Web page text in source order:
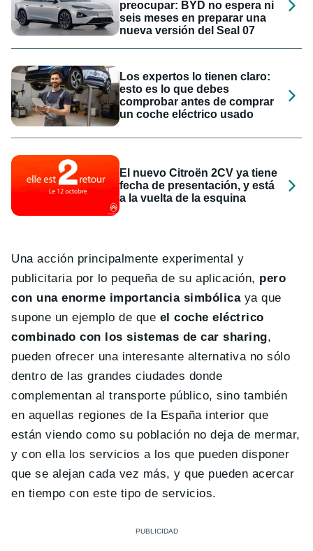
preocupar: BYD no espera ni
seis meses en preparar una
nueva versión del Seal 07
Los expertos lo tienen claro:
esto es lo que debes
comprobar antes de comprar
un coche eléctrico usado
El nuevo Citroën 2CV ya tiene
fecha de presentación, y está
a la vuelta de la esquina
Una acción principalmente experimental y
publicitaria por lo pequeña de su aplicación, pero
con una enorme importancia simbólicaya que
supone un ejemplo de que el coche eléctrico
combinado con los sistemas de car sharing,
pueden ofrecer una interesante alternativa no sólo
dentro de las grandes ciudades donde
complementan al transporte público, sino también
en aquellas regiones de la España interior que
están viendo como su población no deja de mermar,
y con ella los servicios a los que pueden disponer
que se alejan cada vez más, y que pueden acercar
en tiempo con este tipo de servicios.